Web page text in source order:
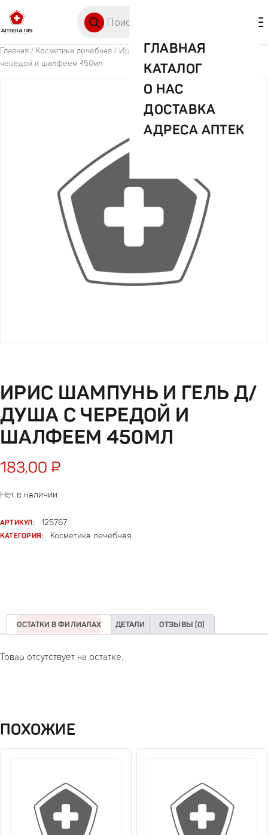
ГЛАВНАЯ
КАТАЛОГ
О НАС
ДОСТАВКА
АДРЕСА АПТЕК
Главная / Косметика лечебная / Ирис шампунь и гель д/душа с
чередой и шалфеем 450мл
ИРИС ШАМПУНЬ И ГЕЛЬ Д/
ДУША С ЧЕРЕДОЙ И
ШАЛФЕЕМ 450МЛ
183,00 ₽
Нет в наличии
АРТИКУЛ:
125767
КАТЕГОРИЯ:
Косметика лечебная
ОСТАТКИ В ФИЛИАЛАХ ДЕТАЛИ ОТЗЫВЫ (0)
Товар отсутствует на остатке.
ПОХОЖИЕ